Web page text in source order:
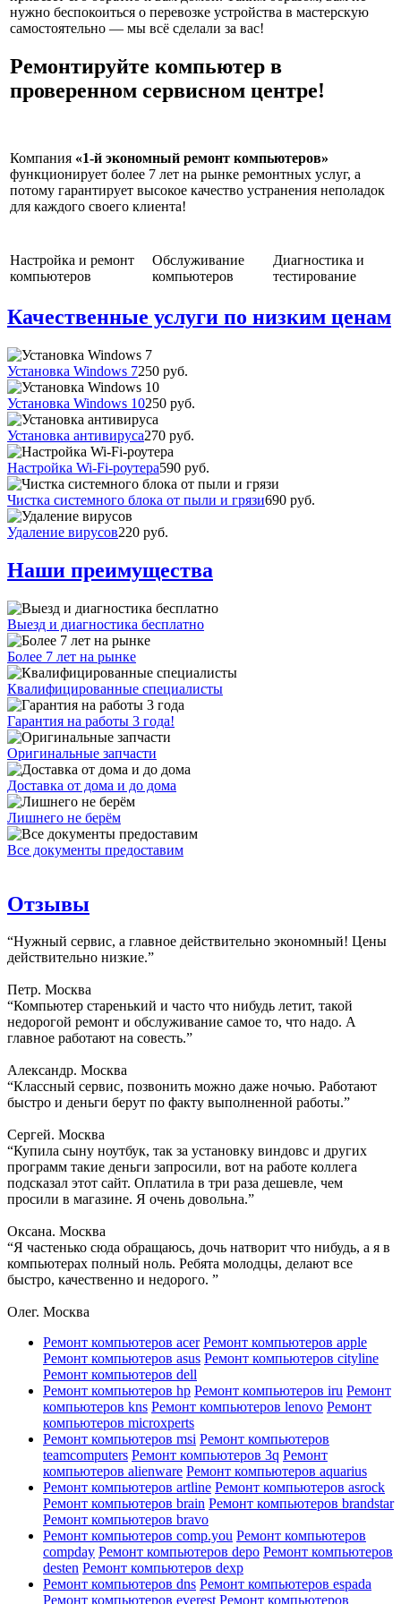
нужно беспокоиться о перевозке устройства в мастерскую
самостоятельно — мы всё сделали за вас!
Ремонтируйте компьютер в
проверенном сервисном центре!
Компания «1-й экономный ремонт компьютеров»
функционирует более 7 лет на рынке ремонтных услуг, а
потому гарантирует высокое качество устранения неполадок
для каждого своего клиента!
Настройка и ремонт
компьютеров
Обслуживание
компьютеров
Диагностика и
тестирование
Качественные услуги по низким ценам
Установка Windows 7250 руб.
Установка Windows 10250 руб.
Установка антивируса270 руб.
Настройка Wi-Fi-роутера590 руб.
Чистка системного блока от пыли и грязи690 руб.
Удаление вирусов220 руб.
Наши преимущества
Выезд и диагностика бесплатно
Более 7 лет на рынке
Квалифицированные специалисты
Гарантия на работы 3 года!
Оригинальные запчасти
Доставка от дома и до дома
Лишнего не берём
Все документы предоставим
Отзывы
“Нужный сервис, а главное действительно экономный! Цены
действительно низкие.”
Петр. Москва
“Компьютер старенький и часто что нибудь летит, такой
недорогой ремонт и обслуживание самое то, что надо. А
главное работают на совесть.”
Александр. Москва
“Классный сервис, позвонить можно даже ночью. Работают
быстро и деньги берут по факту выполненной работы.”
Сергей. Москва
“Купила сыну ноутбук, так за установку виндовс и других
программ такие деньги запросили, вот на работе коллега
подсказал этот сайт. Оплатила в три раза дешевле, чем
просили в магазине. Я очень довольна.”
Оксана. Москва
“Я частенько сюда обращаюсь, дочь натворит что нибудь, а я в
компьютерах полный ноль. Ребята молодцы, делают все
быстро, качественно и недорого. ”
Олег. Москва
Ремонт компьютеров acer Ремонт компьютеров apple
Ремонт компьютеров asus Ремонт компьютеров cityline
Ремонт компьютеров dell
Ремонт компьютеров hp Ремонт компьютеров iru Ремонт
компьютеров kns Ремонт компьютеров lenovo Ремонт
компьютеров microxperts
Ремонт компьютеров msi Ремонт компьютеров
teamcomputers Ремонт компьютеров 3q Ремонт
компьютеров alienware Ремонт компьютеров aquarius
Ремонт компьютеров artline Ремонт компьютеров asrock
Ремонт компьютеров brain Ремонт компьютеров brandstar
Ремонт компьютеров bravo
Ремонт компьютеров comp.you Ремонт компьютеров
compday Ремонт компьютеров depo Ремонт компьютеров
desten Ремонт компьютеров dexp
Ремонт компьютеров dns Ремонт компьютеров espada
Ремонт компьютеров everest Ремонт компьютеров